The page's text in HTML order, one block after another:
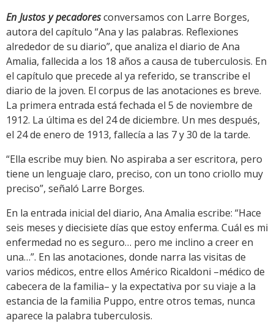
En Justos y pecadoresconversamos con Larre Borges,
autora del capítulo “Ana y las palabras. Reflexiones
alrededor de su diario”, que analiza el diario de Ana
Amalia, fallecida a los 18 años a causa de tuberculosis. En
el capítulo que precede al ya referido, se transcribe el
diario de la joven. El corpus de las anotaciones es breve.
La primera entrada está fechada el 5 de noviembre de
1912. La última es del 24 de diciembre. Un mes después,
el 24 de enero de 1913, fallecía a las 7 y 30 de la tarde.
“Ella escribe muy bien. No aspiraba a ser escritora, pero
tiene un lenguaje claro, preciso, con un tono criollo muy
preciso”, señaló Larre Borges.
En la entrada inicial del diario, Ana Amalia escribe: “Hace
seis meses y diecisiete días que estoy enferma. Cuál es mi
enfermedad no es seguro… pero me inclino a creer en
una…”. En las anotaciones, donde narra las visitas de
varios médicos, entre ellos Américo Ricaldoni –médico de
cabecera de la familia– y la expectativa por su viaje a la
estancia de la familia Puppo, entre otros temas, nunca
aparece la palabra tuberculosis.